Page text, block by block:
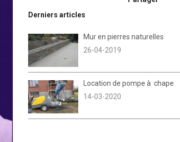
Derniers articles
Mur en pierres naturelles
26-04-2019
Location de pompe à chape
14-03-2020